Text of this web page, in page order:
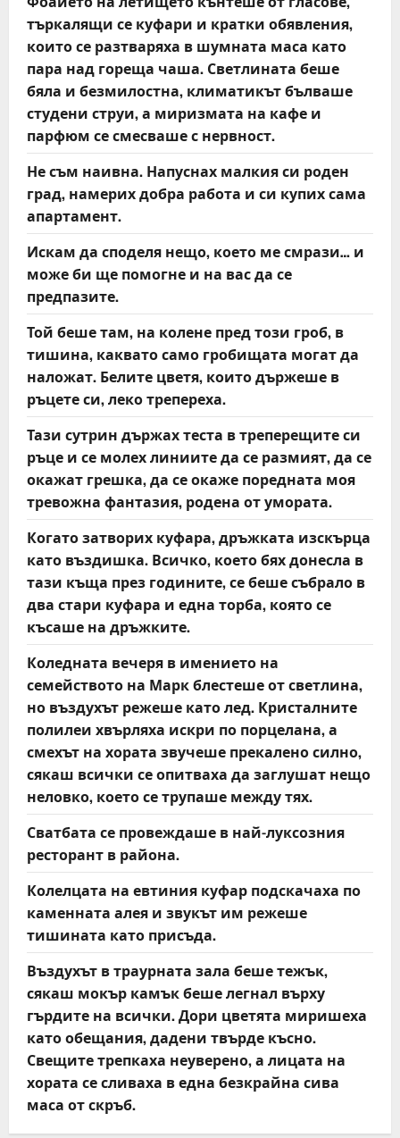
търкалящи се куфари и кратки обявления,
които се разтваряха в шумната маса като
пара над гореща чаша. Светлината беше
бяла и безмилостна, климатикът бълваше
студени струи, а миризмата на кафе и
парфюм се смесваше с нервност.
Не съм наивна. Напуснах малкия си роден
град, намерих добра работа и си купих сама
апартамент.
Искам да споделя нещо, което ме смрази… и
може би ще помогне и на вас да се
предпазите.
Той беше там, на колене пред този гроб, в
тишина, каквато само гробищата могат да
наложат. Белите цветя, които държеше в
ръцете си, леко трепереха.
Тази сутрин държах теста в треперещите си
ръце и се молех линиите да се размият, да се
окажат грешка, да се окаже поредната моя
тревожна фантазия, родена от умората.
Когато затворих куфара, дръжката изскърца
като въздишка. Всичко, което бях донесла в
тази къща през годините, се беше събрало в
два стари куфара и една торба, която се
късаше на дръжките.
Коледната вечеря в имението на
семейството на Марк блестеше от светлина,
но въздухът режеше като лед. Кристалните
полилеи хвърляха искри по порцелана, а
смехът на хората звучеше прекалено силно,
сякаш всички се опитваха да заглушат нещо
неловко, което се трупаше между тях.
Сватбата се провеждаше в най-луксозния
ресторант в района.
Колелцата на евтиния куфар подскачаха по
каменната алея и звукът им режеше
тишината като присъда.
Въздухът в траурната зала беше тежък,
сякаш мокър камък беше легнал върху
гърдите на всички. Дори цветята миришеха
като обещания, дадени твърде късно.
Свещите трепкаха неуверено, а лицата на
хората се сливаха в една безкрайна сива
маса от скръб.